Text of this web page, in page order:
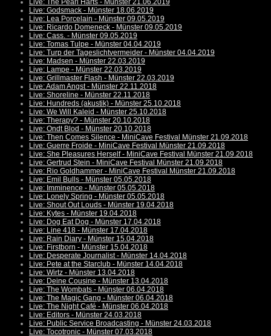
Live: The Pearl Harts - Münster 21.06.2019
Live: Godsmack - Münster 18.06.2019
Live: Lea Porcelain - Münster 09.05.2019
Live: Ricardo Domeneck - Münster 09.05.2019
Live: Cass. - Münster 09.05.2019
Live: Tomas Tulpe - Münster 04.04.2019
Live: Turp der Tageslichtvermeider - Münster 04.04.2019
Live: Madsen - Münster 22.03.2019
Live: Lampe - Münster 22.03.2019
Live: Grillmaster Flash - Münster 22.03.2019
Live: Adam Angst - Münster 22.11.2018
Live: Shoreline - Münster 22.11.2018
Live: Hundreds (akustik) - Münster 25.10.2018
Live: We Will Kaleid - Münster 25.10.2018
Live: Therapy? - Münster 20.10.2018
Live: Ondt Blod - Münster 20.10.2018
Live: Then Comes Silence - MiniCave Festival Münster 21.09.2018
Live: Guerre Froide - MiniCave Festival Münster 21.09.2018
Live: She Pleasures Herself - MiniCave Festival Münster 21.09.2018
Live: Gertrud Stein - MiniCave Festival Münster 21.09.2018
Live: Rio Goldhammer - MiniCave Festival Münster 21.09.2018
Live: Emil Bulls - Münster 05.05.2018
Live: Imminence - Münster 05.05.2018
Live: Lonely Spring - Münster 05.05.2018
Live: Shout Out Louds - Münster 19.04.2018
Live: Kytes - Münster 19.04.2018
Live: Dog Eat Dog - Münster 17.04.2018
Live: Line 418 - Münster 17.04.2018
Live: Rain Diary - Münster 15.04.2018
Live: Firstborn - Münster 15.04.2018
Live: Desperate Journalist - Münster 14.04.2018
Live: Pete at the Starclub - Münster 14.04.2018
Live: Wirtz - Münster 13.04.2018
Live: Deine Cousine - Münster 13.04.2018
Live: The Wombats - Münster 06.04.2018
Live: The Magic Gang - Münster 06.04.2018
Live: The Night Café - Münster 06.04.2018
Live: Editors - Münster 24.03.2018
Live: Public Service Broadcasting - Münster 24.03.2018
Live: Tocotronic - Münster 07.03.2018